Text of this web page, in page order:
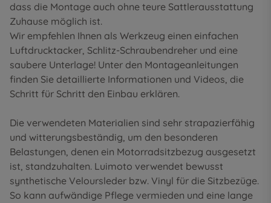
dass die Montage auch ohne teure Sattlerausstattung
Zuhause möglich ist.
Wir empfehlen Ihnen als Werkzeug einen einfachen
Luftdrucktacker, Schlitz-Schraubendreher und eine
saubere Unterlage! Unter den Montageanleitungen
finden Sie detaillierte Informationen und Videos, die
Schritt für Schritt den Einbau erklären.
Die verwendeten Materialien sind sehr strapazierfähig
und witterungsbeständig, um den besonderen
Belastungen, denen ein Motorradsitzbezug ausgesetzt
ist, standzuhalten. Luimoto verwendet bewusst
synthetische Veloursleder bzw. Vinyl für die Sitzbezüge.
So kann aufwändige Pflege vermieden und eine lange